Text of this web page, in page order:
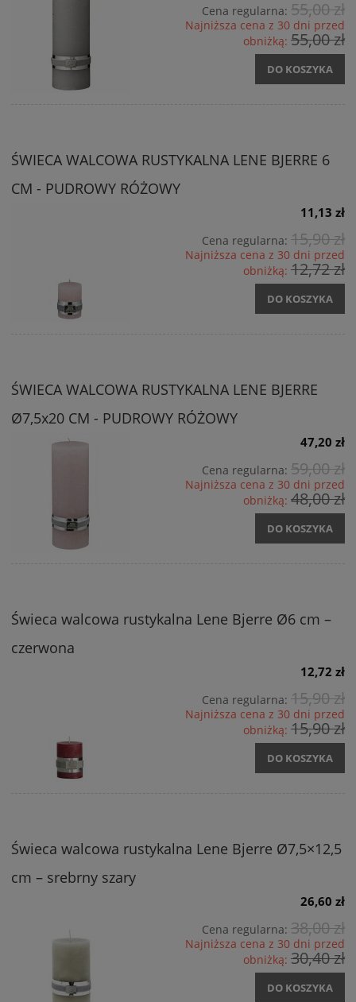
Cena regularna: 55,00 zł
Najniższa cena z 30 dni przed
obniżką: 55,00 zł
DO KOSZYKA
ŚWIECA WALCOWA RUSTYKALNA LENE BJERRE 6
CM - PUDROWY RÓŻOWY
11,13 zł
Cena regularna: 15,90 zł
Najniższa cena z 30 dni przed
obniżką: 12,72 zł
DO KOSZYKA
ŚWIECA WALCOWA RUSTYKALNA LENE BJERRE
Ø7,5x20 CM - PUDROWY RÓŻOWY
47,20 zł
Cena regularna: 59,00 zł
Najniższa cena z 30 dni przed
obniżką: 48,00 zł
DO KOSZYKA
Świeca walcowa rustykalna Lene Bjerre Ø6 cm –
czerwona
12,72 zł
Cena regularna: 15,90 zł
Najniższa cena z 30 dni przed
obniżką: 15,90 zł
DO KOSZYKA
Świeca walcowa rustykalna Lene Bjerre Ø7,5×12,5
cm – srebrny szary
26,60 zł
Cena regularna: 38,00 zł
Najniższa cena z 30 dni przed
obniżką: 30,40 zł
DO KOSZYKA